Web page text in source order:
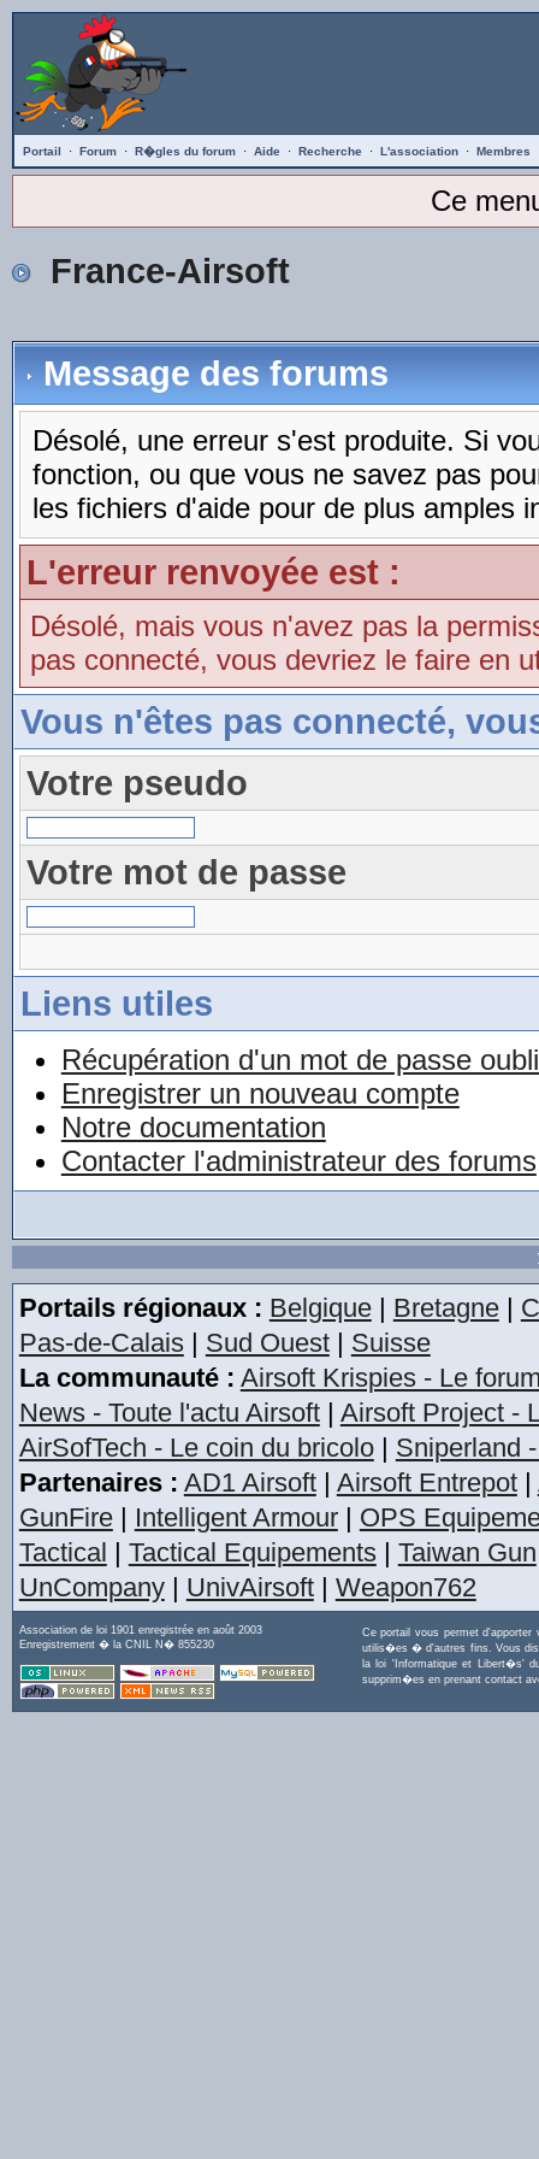
Portail · Forum · R�gles du forum · Aide · Recherche · L'association · Membres
Ce
France-Airsoft
Message des forums
Désolé, une erreur s'est produite. Si
fonction, ou que vous ne savez pas
les fichiers d'aide pour de plus amples
L'erreur renvoyée est :
Désolé, mais vous n'avez pas la
pas connecté, vous devriez le faire en
Vous n'êtes pas connecté,
Votre pseudo
Votre mot de passe
Liens utiles
Récupération d'un mot de passe
Enregistrer un nouveau compte
Notre documentation
Contacter l'administrateur des forums
Portails régionaux : Belgique| Bretagne|
Pas-de-Calais| Sud Ouest| Suisse
La communauté : Airsoft Krispies - Le
News - Toute l'actu Airsoft| Airsoft Project -
AirSofTech - Le coin du bricolo| Sniperland
Partenaires : AD1 Airsoft| Airsoft Entrepot|
GunFire| Intelligent Armour| OPS
Tactical | Tactical Equipements| Taiwan Gun
UnCompany| UnivAirsoft| Weapon762
Association de loi 1901 enregistrée en août 2003
Enregistrement � la CNIL N� 855230
Ce portail vous permet
utilis�es � d'autres fins. Vous
la loi 'Informatique et Libert�s'
supprim�es en prenant contact